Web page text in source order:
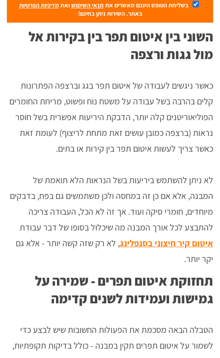
בשליחת הטופס הינכם מאשרים אתתנאי השימושואתמדיניות הפרטיות
באתר. השירות ניתן בחינם!
השוני בין איטום תפר בין בקירות אל
מול גגות ורצפה
כאשר ניגשים לעבודה של איטום תפר בגג וברצפה הפתרונות
קלים בהרבה בשל עבודה על משטח נוח ופשוט, מריחת החומרים
הפוליאוריטנים קלה יותר, הדבקת היריעות אפשרית בשל חוסר
נראות (ברצפה כמובן עושים זאת מתחת לריצוף) לעומת זאת
כאשר צריך לעשות איטום תפר בין קירות או בתים.
לא ניתן להשתמש ביריעות בשל הנראות הלא תואמת של
המבנה, אלא אם כן זה במחסה ולכן משתמשים גם בפח, בדבקים
מיוחדים, חומרי סיקה ועוד. אך זה לא הכל, העבודה צריכה
להתבצע לכל אורך המבנה מה שיכלול בסופו של דבר עבודת
איטום קיר חיצוני בסנפלינג, לא רק שזה קשה יותר - אלא גם
יקר יותר.
תחזוקת איטום תפרים - שמירה על
גמישות ועמידות לשנים קדימה
הטבלה הבאה מסכמת את הפעולות החשובות שיש לבצע כדי
לשמור על איטום תפרים תקין במבנה - כולל בדיקות תקופתיות,